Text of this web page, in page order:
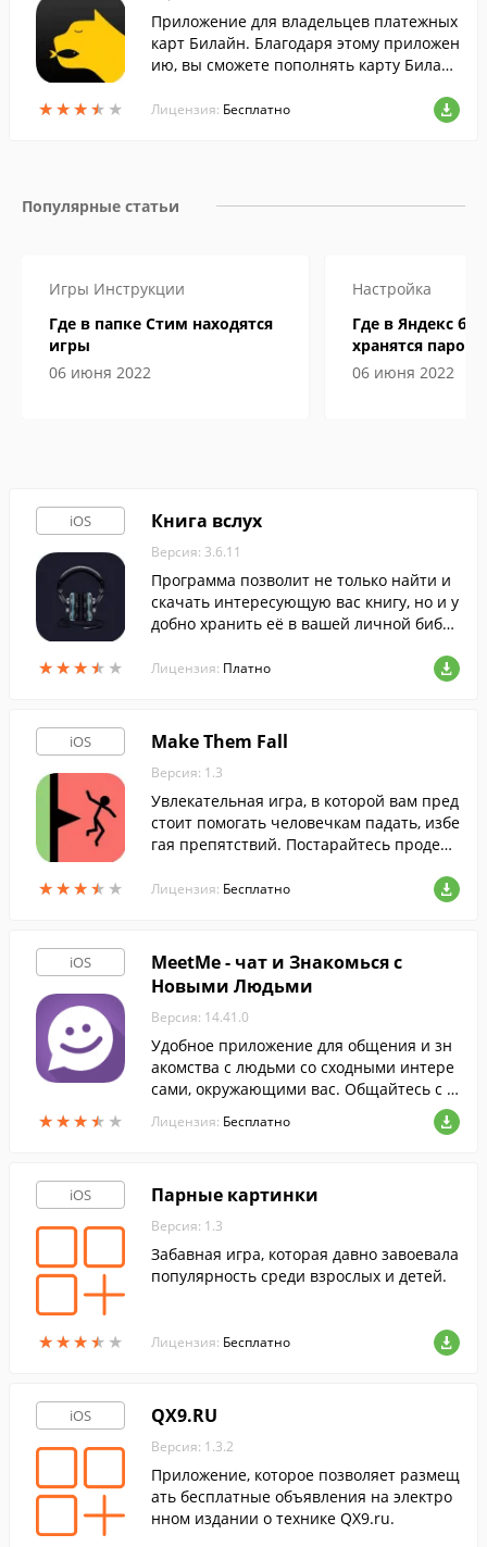
★★★★ ★
★★★★ ★
Приложение для владельцев платежных
карт Билайн. Благодаря этому приложен
ию, вы сможете пополнять карту Билай
с экрана смартфона.
Лицензия: Бесплатно
Популярные статьи
Игры Инструкции
Где в папке Стим находятся
игры
06 июня 2022
Настройка
Где в Яндекс
хранятся пароли
06 июня 2022
iOS
★★★★ ★
★★★★ ★
Книга вслух
Версия: 3.6.11
Программа позволит не только найти и
скачать интересующую вас книгу, но и у
добно хранить её в вашей личной библ
Лицензия: Платно
iOS
★★★★ ★
★★★★ ★
Make Them Fall
Версия: 1.3
Увлекательная игра, в которой вам пред
стоит помогать человечкам падать, избе
гая препятствий. Постарайтесь продер
Лицензия: Бесплатно
iOS
★★★★ ★
★★★★ ★
MeetMe - чат и Знакомься с
Новыми Людьми
Версия: 14.41.0
Удобное приложение для общения и зн
акомства с людьми со сходными интере
сами, окружающими вас. Общайтесь с л
юдьми в чатах и находите новых знаком
ых.
Лицензия: Бесплатно
iOS
★★★★ ★
★★★★ ★
Парные картинки
Версия: 1.3
Забавная игра, которая давно завоевала
популярность среди взрослых и детей.
Лицензия: Бесплатно
iOS QX9.RU
Версия: 1.3.2
Приложение, которое позволяет размещ
ать бесплатные объявления на электро
нном издании о технике QX9.ru.